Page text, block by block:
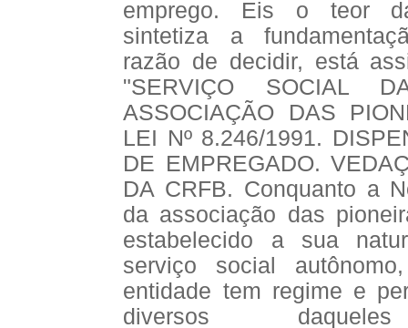
emprego. Eis o teor
sintetiza a
razão de decidir, está
"SERVIÇO SOCIAL
ASSOCIAÇÃO DAS
LEI Nº 8.246/1991.
DE EMPREGADO.
DA CRFB. Conquanto a
da associação das
estabelecido a sua
serviço social
entidade tem regime e
diversos